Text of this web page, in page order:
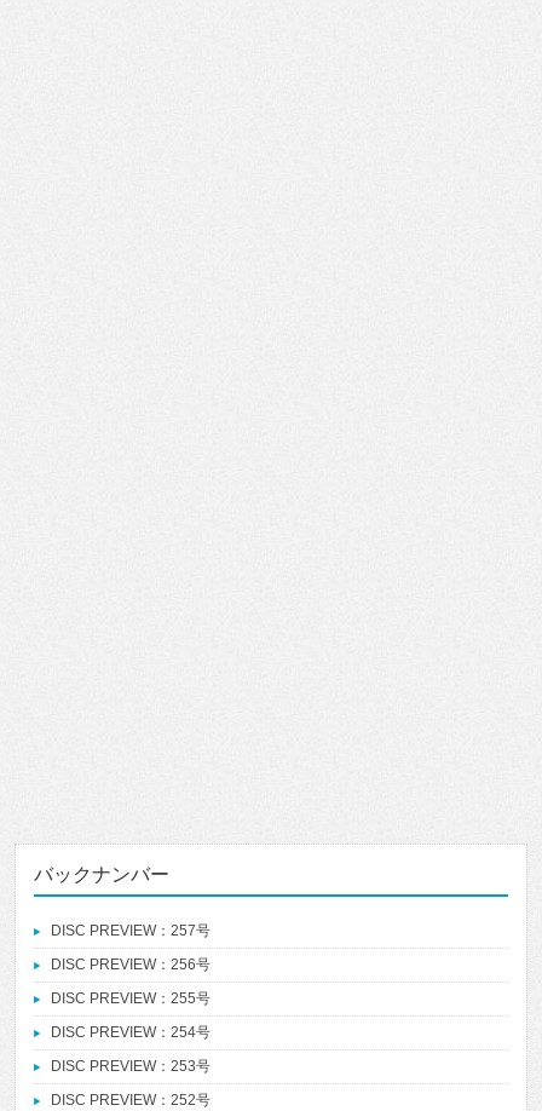
バックナンバー
DISC PREVIEW：257号
DISC PREVIEW：256号
DISC PREVIEW：255号
DISC PREVIEW：254号
DISC PREVIEW：253号
DISC PREVIEW：252号